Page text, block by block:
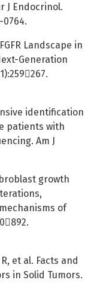
J Endocrinol.
0764.
Landscape in
Generation
identification
patients with
Am J
growth
of
et al. Facts and
in Solid Tumors.